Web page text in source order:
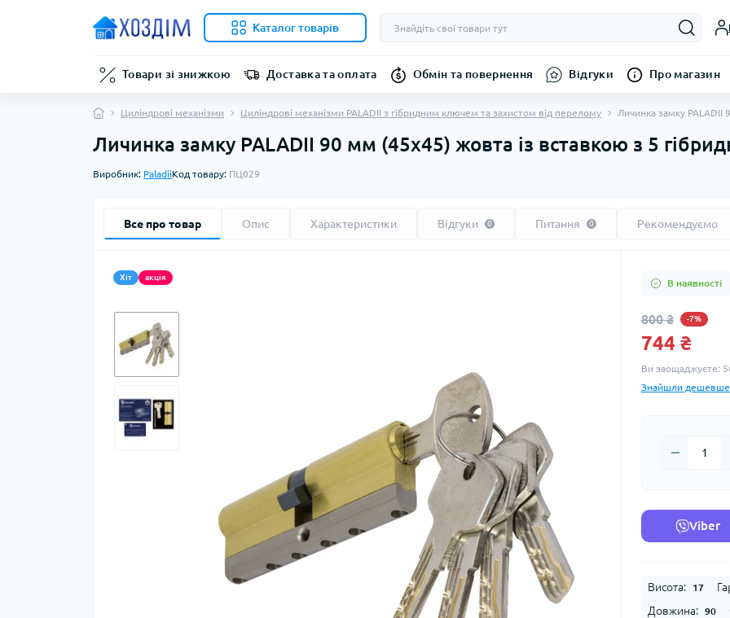
Каталог товарів
Товари зі знижкою Доставка та оплата Обмін та повернення Відгуки Про магазин
Циліндрові механізми Циліндрові механізми PALADII з гібридним ключем та захистом від перелому Личинка замку
Личинка замку PALADII 90 мм (45x45) жовта із вставкою з 5
Виробник: PaladiiКод товару: ПЦ029
Все про товар Опис Характеристики Відгуки 0 Питання 0 Рекомендуємо
Хіт акція
В наявності
800 ₴ -7%
744 ₴
Ви заощаджуєте:
Знайшли
Viber
Висота: 17
Довжина: 90